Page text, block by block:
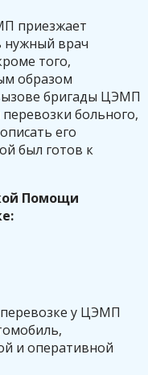
приезжает
нужный врач
того,
образом
бригады ЦЭМП
больного,
его
был готов к
Помощи
у ЦЭМП
и оперативной